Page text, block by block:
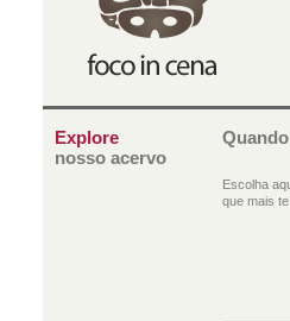
Explore
nosso acervo
Quando
Escolha
que mais